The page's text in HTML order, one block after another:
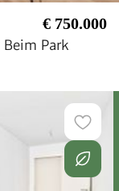
€ 750.000
Beim Park